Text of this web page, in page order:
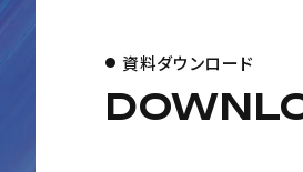
資料ダウンロード